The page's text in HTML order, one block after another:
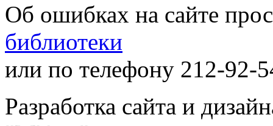
Об ошибках на сайте
библиотеки
или по телефону 212-92-
Разработка сайта и